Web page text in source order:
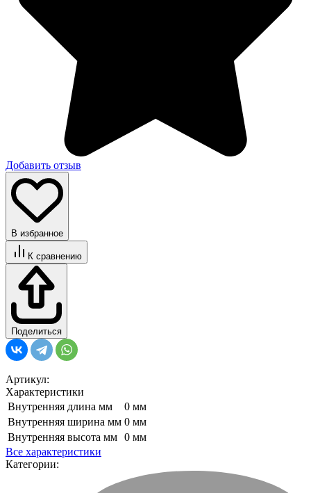
Добавить отзыв
В избранное
К сравнению
Поделиться
Артикул:
Характеристики
Внутренняя длина мм
0 мм
Внутренняя ширина мм 0 мм
Внутренняя высота мм 0 мм
Все характеристики
Категории: